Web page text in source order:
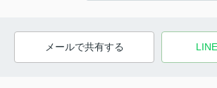
メールで共有する